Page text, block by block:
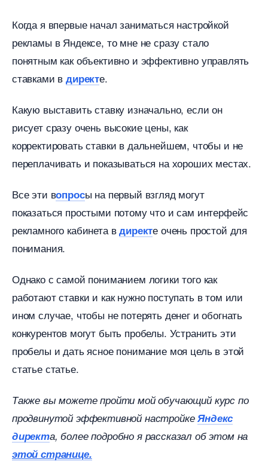
Когда я впервые начал заниматься настройкой
рекламы в Яндексе, то мне не сразу стало
понятным как объективно и эффективно управлять
ставкамидиректе.
Какую выставить ставку изначально, если он
рисует сразу очень высокие цены, как
корректировать ставки в дальнейшем, чтобы и не
переплачивать и показываться на хороших местах.
се этиопросы на первый взгляд могут
показаться простыми потому что и сам интерфейс
рекламного кабинетадиректе очень простой для
понимания.
Однако с самой пониманием логики того как
работают ставки и как нужно поступать в том или
ином случае, чтобы не потерять денег и обогнать
конкурентов могут быть пробелы. Устранить эти
пробелы и дать ясное понимание моя цель в этой
статье статье.
Также вы можете пройти мой обучающий курс по
продвинутой эффективной настройкеЯндекс
директа, более подробно я рассказал об этом на
этой странице.